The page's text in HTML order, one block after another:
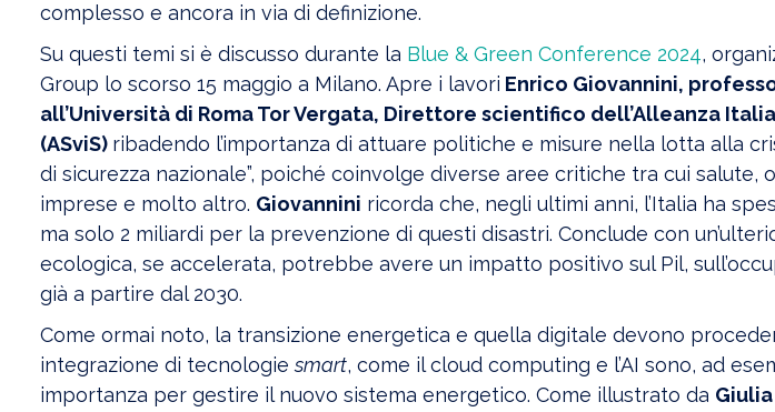
complesso e ancora in via di definizione.
Su questi temi si è discusso durante la Blue & Green Conference 2024,
Group lo scorso 15 maggio a Milano. Apre i lavori Enrico Giovannini,
all’Università di Roma Tor Vergata, Direttore scientifico dell’Alleanza
(ASviS) ribadendo l’importanza di attuare politiche e misure nella lotta alla
di sicurezza nazionale”, poiché coinvolge diverse aree critiche tra cui
imprese e molto altro. Giovannini ricorda che, negli ultimi anni, l’Italia ha
ma solo 2 miliardi per la prevenzione di questi disastri. Conclude con
ecologica, se accelerata, potrebbe avere un impatto positivo sul Pil,
già a partire dal 2030.
Come ormai noto, la transizione energetica e quella digitale devono
integrazione di tecnologiesmart, come il cloud computing e l’AI sono, ad
importanza per gestire il nuovo sistema energetico. Come illustrato da